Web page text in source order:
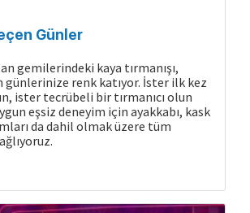
Günler
gemilerindeki kaya tırmanışı,
günlerinize renk katıyor. İster ilk kez
ister tecrübeli bir tırmanıcı olun
eşsiz deneyim için ayakkabı, kask
da dahil olmak üzere tüm